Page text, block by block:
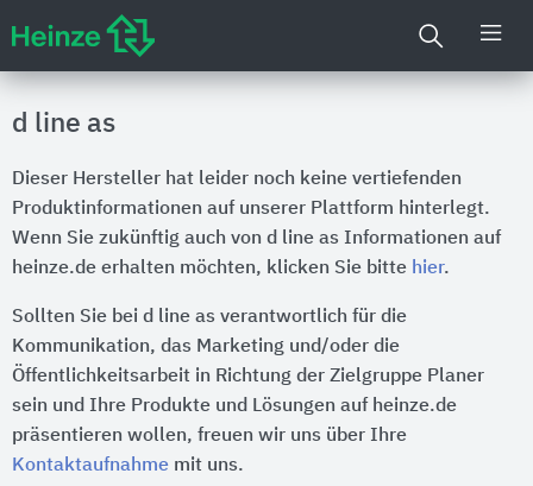
d line as
Dieser Hersteller hat leider noch keine vertiefenden
Produktinformationen auf unserer Plattform hinterlegt.
Wenn Sie zukünftig auch von d line as Informationen auf
heinze.de erhalten möchten, klicken Sie bitte hier.
Sollten Sie bei d line as verantwortlich für die
Kommunikation, das Marketing und/oder die
Öffentlichkeitsarbeit in Richtung der Zielgruppe Planer
sein und Ihre Produkte und Lösungen auf heinze.de
präsentieren wollen, freuen wir uns über Ihre
Kontaktaufnahme mit uns.